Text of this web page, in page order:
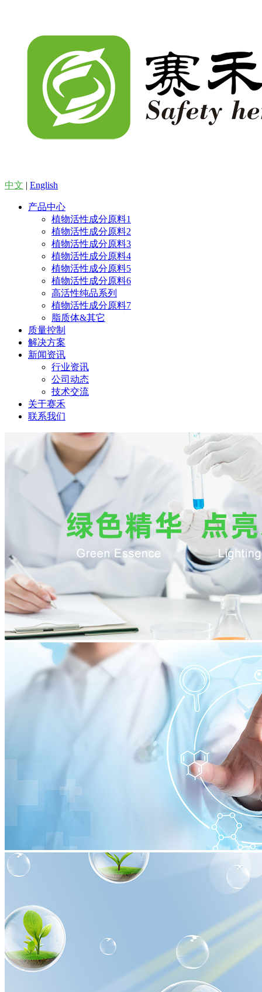
中文 | English
产品中心
植物活性成分原料1
植物活性成分原料2
植物活性成分原料3
植物活性成分原料4
植物活性成分原料5
植物活性成分原料6
高活性纯品系列
植物活性成分原料7
脂质体&其它
质量控制
解决方案
新闻资讯
行业资讯
公司动态
技术交流
关于赛禾
联系我们